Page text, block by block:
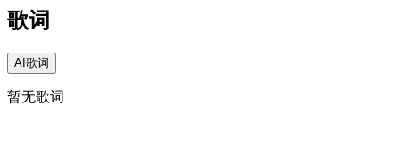
歌词
AI歌词
暂无歌词